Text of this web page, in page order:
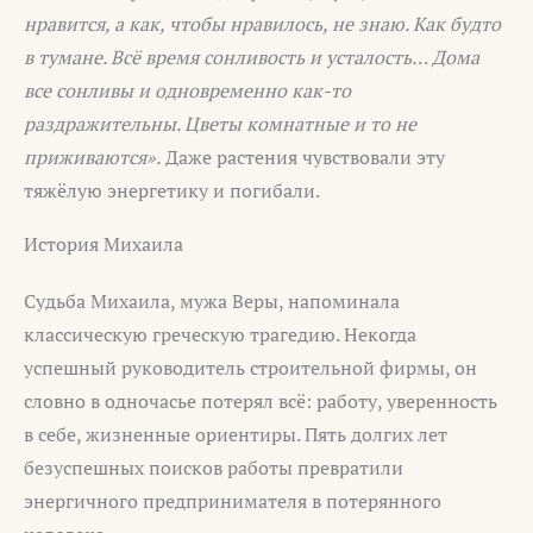
нравится, а как, чтобы нравилось, не знаю. Как будто
в тумане. Всё время сонливость и усталость… Дома
все сонливы и одновременно как-то
раздражительны. Цветы комнатные и то не
приживаются».Даже растения чувствовали эту
тяжёлую энергетику и погибали.
История Михаила
Судьба Михаила, мужа Веры, напоминала
классическую греческую трагедию. Некогда
успешный руководитель строительной фирмы, он
словно в одночасье потерял всё: работу, уверенность
в себе, жизненные ориентиры. Пять долгих лет
безуспешных поисков работы превратили
энергичного предпринимателя в потерянного